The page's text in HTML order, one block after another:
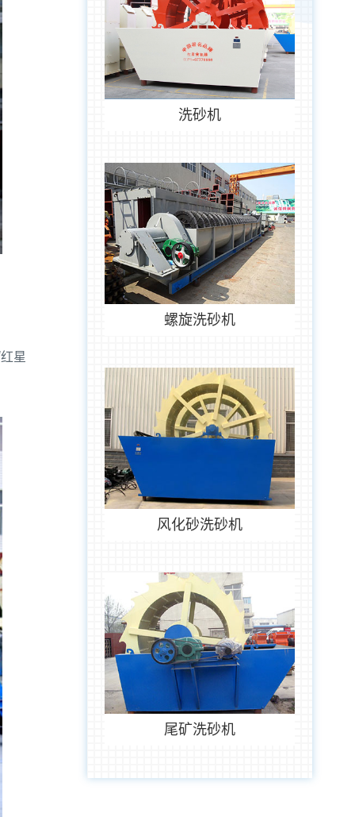
星
洗砂机
螺旋洗砂机
风化砂洗砂机
尾矿洗砂机